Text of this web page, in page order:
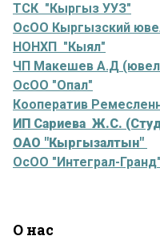
ТСК "Кыргыз УУЗ"
ОсОО Кыргызский
НОНХП "Кыял"
ЧП Макешев А.Д
ОсОО "Опал"
Кооператив
ИП Сариева Ж.С.
ОАО "Кыргызалтын"
ОсОО "Интеграл-Гранд"
О нас